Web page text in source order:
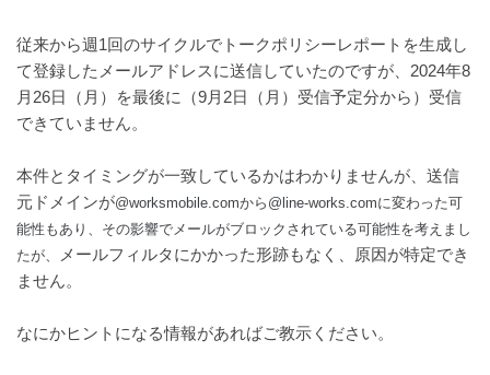
従来から週1回のサイクルでトークポリシーレポートを生成し
て登録したメールアドレスに送信していたのですが、2024年8
月26日（月）を最後に（9月2日（月）受信予定分から）受信
できていません。
本件とタイミングが一致しているかはわかりませんが、送信
元ドメインが@worksmobile.comから @line-works.comに変わった可
能性もあり、その影響でメールがブロックされている可能性を考えまし
たが、
メールフィルタにかかった形跡もなく、原因が特定でき
ません。
なにかヒントになる情報があればご教示ください。